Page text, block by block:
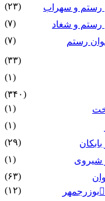
رستم و سهراب
(۲۳)
رستم و شغاد
(۷)
رستم‏
(۷)
(۳۳)
(۱)
(۳۴۰)
(۱)
(۱)
(۲۹)
شیروی
(۱)
(۶۳)
بوزرجمهر
(۱۲)